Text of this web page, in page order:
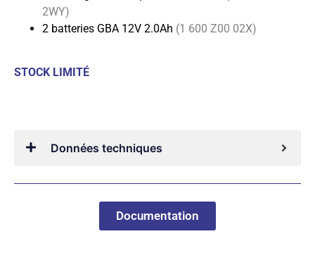
2WY)
2 batteries GBA 12V 2.0Ah (1 600 Z00 02X)
STOCK LIMITÉ
Données techniques
Documentation